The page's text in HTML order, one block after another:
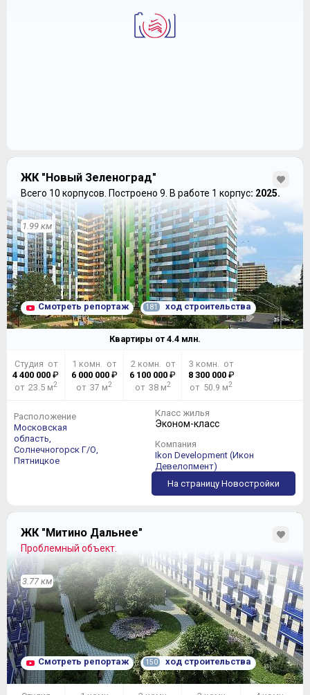
ЖК "Новый Зеленоград"
Всего 10 корпусов. Построено 9. В работе 1 корпус: 2025.
1.99 км
Смотреть репортаж 181 ход строительства
Квартиры от 4.4 млн.
Студия от
4 400 000 ₽
от 23.5 м2
1 комн. от
6 000 000₽
от 37 м2
2 комн. от
6 100 000 ₽
от 38 м2
3 комн. от
8 300 000₽
от 50.9 м2
Расположение
Московская
область,
Солнечногорск Г/О,
Пятницкое
Класс жилья
Эконом-класс
Компания
Ikon Development (Икон
Девелопмент)
На страницу Новостройки
ЖК "Митино Дальнее"
Проблемный объект.
3.77 км
Смотреть репортаж 150 ход строительства